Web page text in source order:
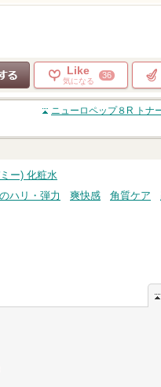
する
Like
気になる
36
ニューロペップ８R トナ
ー) 化粧水
ハリ・弾力 爽快感 角質ケア